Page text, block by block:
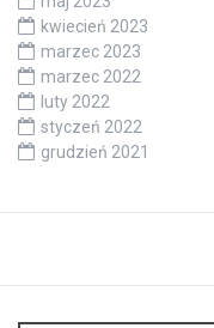
kwiecień 2023
marzec 2023
marzec 2022
luty 2022
styczeń 2022
grudzień 2021